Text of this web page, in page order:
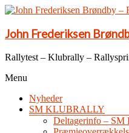
John Frederiksen
Rallytest – Klubrally –
Menu
Nyheder
SM KLUBRALLY
Deltagerinfo – SM